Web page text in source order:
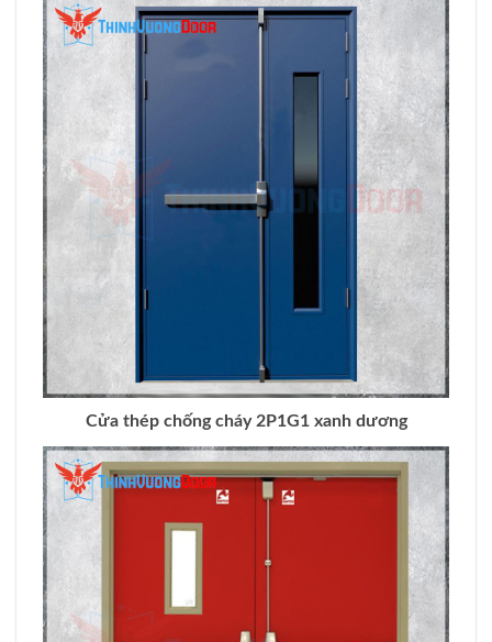
Cửa thép chống cháy 2P1G1 xanh dương